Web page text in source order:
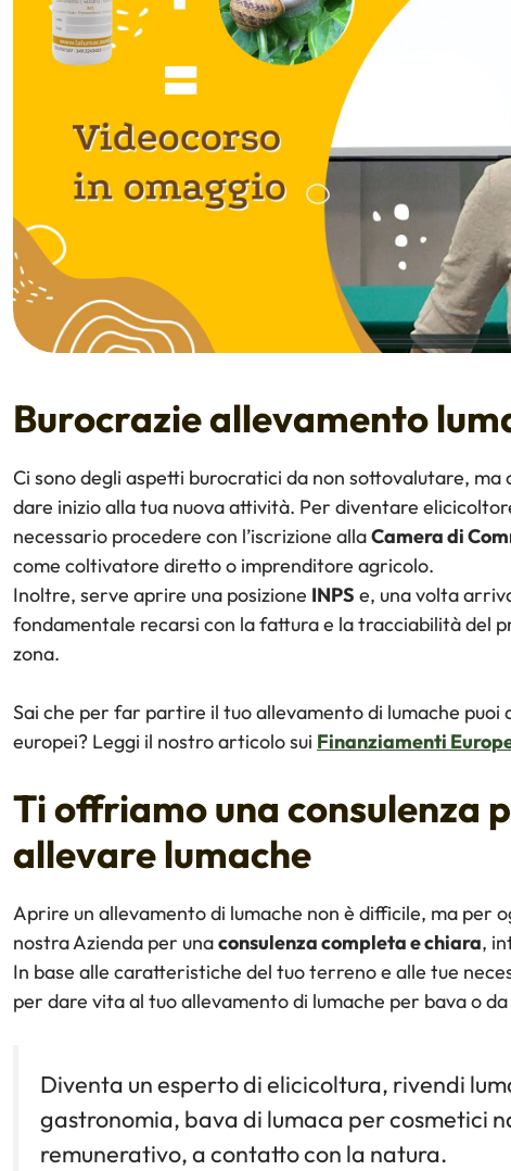
Burocrazie allevamento
Ci sono degli aspetti burocratici da non sottovalutare,
dare inizio alla tua nuova attività. Per diventare
necessario procedere con l’iscrizione allaCamera di
come coltivatore diretto o imprenditore agricolo.
Inoltre, serve aprire una posizione INPS e, una volta
fondamentale recarsi con la fattura e la tracciabilità del
zona.
Sai che per far partire il tuo allevamento di lumache
europei? Leggi il nostro articolo sui Finanziamenti
Ti offriamo una consulenza
allevare lumache
Aprire un allevamento di lumache non è difficile, ma per
nostra Azienda per unaconsulenza completa e chiara,
In base alle caratteristiche del tuo terreno e alle tue
per dare vita al tuo allevamento di lumache per bava o
Diventa un esperto di elicicoltura, rivendi
gastronomia, bava di lumaca per cosmetici
remunerativo, a contatto con la natura.